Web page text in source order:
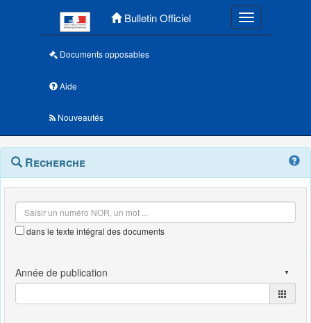
Bulletin Officiel Toggle
Documents opposables
Aide
Nouveautés
Navigation
outils
Menu
contextuel
Recherche
dans le texte intégral des documents